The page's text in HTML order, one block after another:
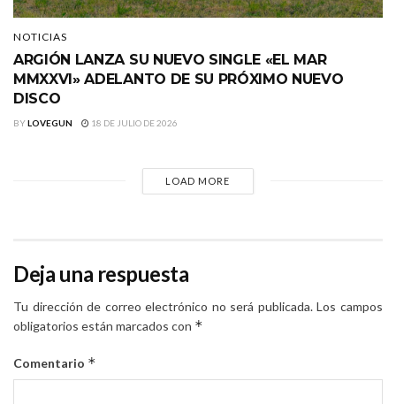
NOTICIAS
ARGIÓN LANZA SU NUEVO SINGLE «EL MAR
MMXXVI» ADELANTO DE SU PRÓXIMO NUEVO
DISCO
BYLOVEGUN 18 DE JULIO DE 2026
LOAD MORE
Deja una respuesta
Tu dirección de correo electrónico no será publicada. Los campos
obligatorios están marcados con *
Comentario *